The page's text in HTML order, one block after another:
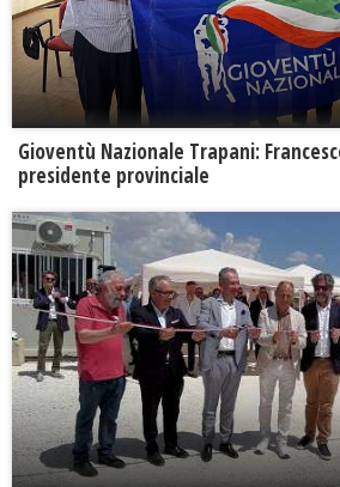
Gioventù Nazionale Trapani:
presidente provinciale